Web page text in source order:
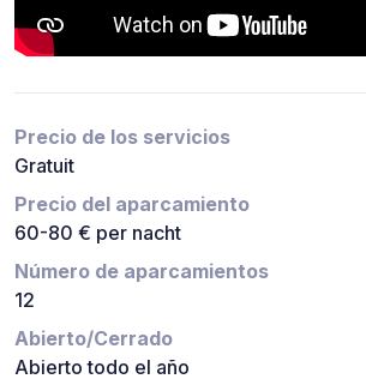
Precio de los servicios
Gratuit
Precio del aparcamiento
60-80 € per nacht
Número de aparcamientos
12
Abierto/Cerrado
Abierto todo el año